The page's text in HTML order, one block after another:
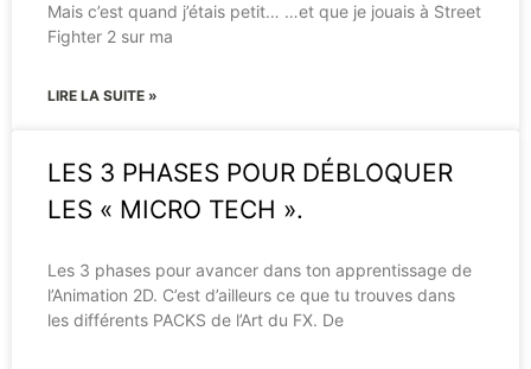
Mais c’est quand j’étais petit… …et que je jouais à Street
Fighter 2 sur ma
LIRE LA SUITE »
LES 3 PHASES POUR DÉBLOQUER
LES « MICRO TECH ».
Les 3 phases pour avancer dans ton apprentissage de
l’Animation 2D. C’est d’ailleurs ce que tu trouves dans
les différents PACKS de l’Art du FX. De